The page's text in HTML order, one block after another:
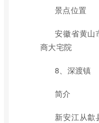
景点位置
安徽省黄山
商大宅院
8、深渡镇
简介
新安江从歙